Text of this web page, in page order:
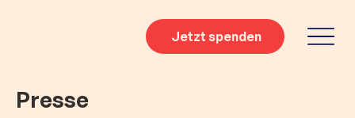
Jetzt spenden
Presse